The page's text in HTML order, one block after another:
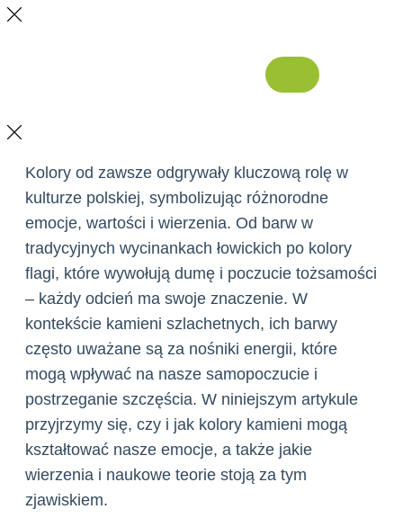
Kolory od zawsze odgrywały kluczową rolę w
kulturze polskiej, symbolizując różnorodne
emocje, wartości i wierzenia. Od barw w
tradycyjnych wycinankach łowickich po kolory
flagi, które wywołują dumę i poczucie tożsamości
– każdy odcień ma swoje znaczenie. W
kontekście kamieni szlachetnych, ich barwy
często uważane są za nośniki energii, które
mogą wpływać na nasze samopoczucie i
postrzeganie szczęścia. W niniejszym artykule
przyjrzymy się, czy i jak kolory kamieni mogą
kształtować nasze emocje, a także jakie
wierzenia i naukowe teorie stoją za tym
zjawiskiem.